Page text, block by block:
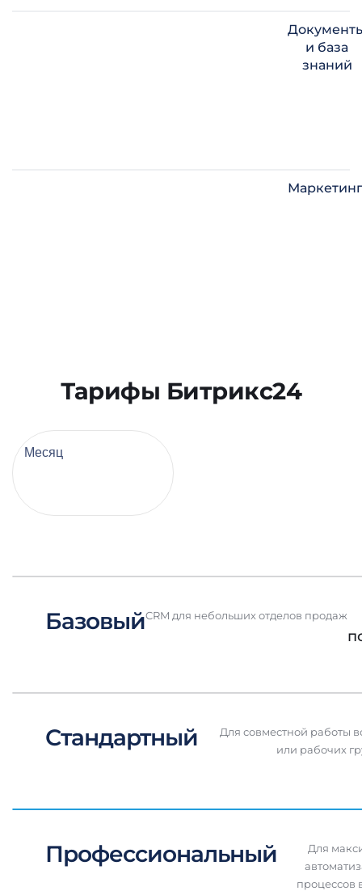
и база
знаний
Маркетинг
Тарифы Битрикс24
Месяц
БазовыйCRM для небольших отделов продаж
Стандартный
Для совместной работы
или рабочих
Профессиональный
Для
процессов